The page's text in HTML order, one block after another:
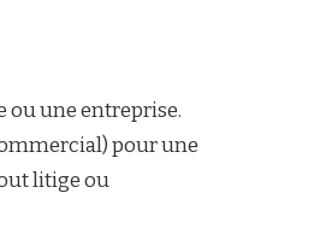
ou une entreprise.
pour une
litige ou